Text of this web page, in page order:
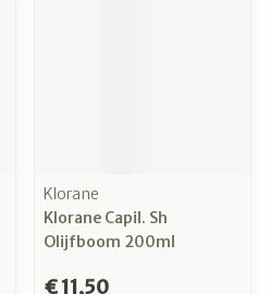
Klorane
Klorane Capil. Sh
Olijfboom 200ml
€ 11,50